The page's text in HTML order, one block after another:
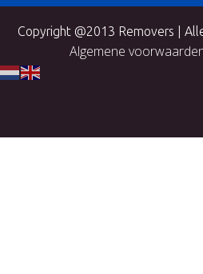
Copyright @2013 Removers |
Algemene